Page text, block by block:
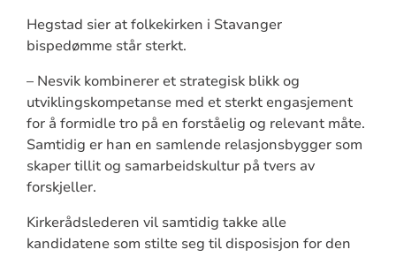
Hegstad sier at folkekirken i Stavanger
bispedømme står sterkt.
– Nesvik kombinerer et strategisk blikk og
utviklingskompetanse med et sterkt engasjement
for å formidle tro på en forståelig og relevant måte.
Samtidig er han en samlende relasjonsbygger som
skaper tillit og samarbeidskultur på tvers av
forskjeller.
Kirkerådslederen vil samtidig takke alle
kandidatene som stilte seg til disposisjon for den